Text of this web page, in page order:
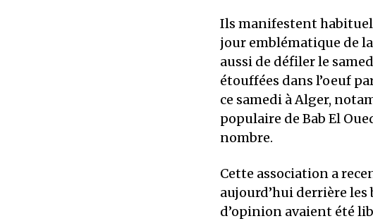
Ils manifestent
jour emblématique de
aussi de défiler le
étouffées dans l’oeuf
ce samedi à Alger,
populaire de Bab El
nombre.
Cette association a
aujourd’hui derrière
d’opinion avaient été